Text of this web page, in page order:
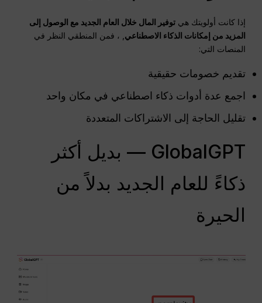
إذا كانت أولويتك هيتوفير المال خلال العام الجديد مع الوصول إلى
المزيد من إمكانات الذكاء الاصطناعي, ، فمن المنطقي النظر في
المنصات التي:
تقديم خصومات حقيقية
اجمع عدة أدوات ذكاء اصطناعي في مكان واحد
تقليل الحاجة إلى الاشتراكات المتعددة
GlobalGPT — بديل أكثر
ذكاءً للعام الجديد بدلاً من
الحيرة